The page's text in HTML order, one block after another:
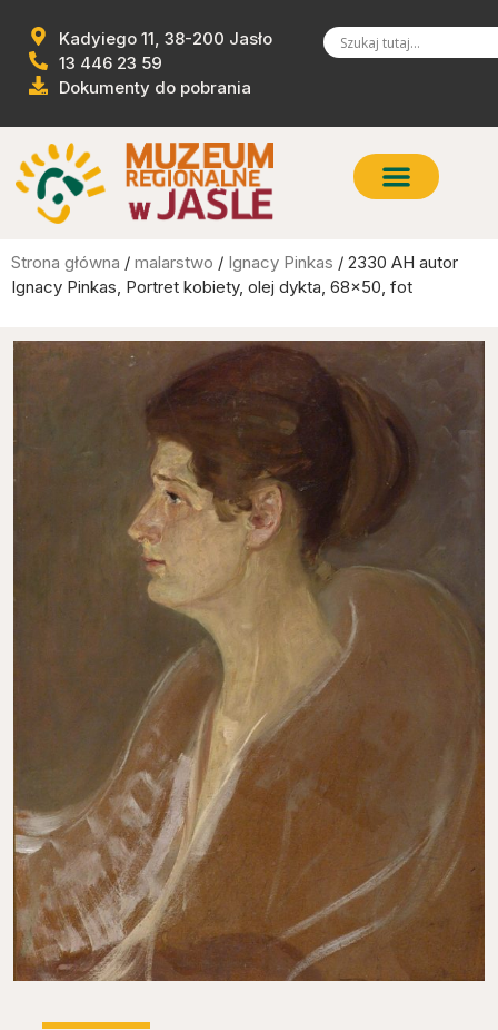
Kadyiego 11, 38-200 Jasło
13 446 23 59
Dokumenty do pobrania
Strona główna / malarstwo / Ignacy Pinkas / 2330 AH autor
Ignacy Pinkas, Portret kobiety, olej dykta, 68×50, fot